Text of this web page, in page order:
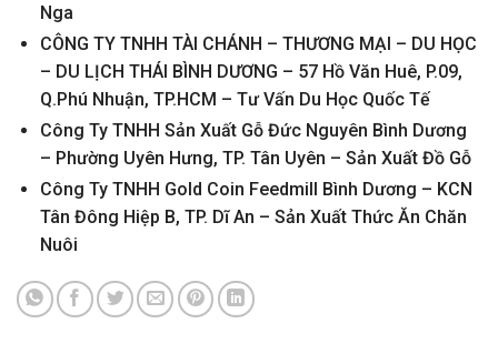
Nga
CÔNG TY TNHH TÀI CHÁNH – THƯƠNG MẠI – DU HỌC
– DU LỊCH THÁI BÌNH DƯƠNG – 57 Hồ Văn Huê, P.09,
Q.Phú Nhuận, TP.HCM – Tư Vấn Du Học Quốc Tế
Công Ty TNHH Sản Xuất Gỗ Đức Nguyên Bình Dương
– Phường Uyên Hưng, TP. Tân Uyên – Sản Xuất Đồ Gỗ
Công Ty TNHH Gold Coin Feedmill Bình Dương – KCN
Tân Đông Hiệp B, TP. Dĩ An – Sản Xuất Thức Ăn Chăn
Nuôi